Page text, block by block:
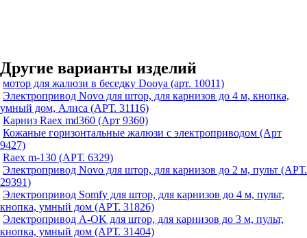
Другие варианты изделий
мотор для жалюзи в беседку Dooya (арт. 10011)
Электропривод Novo для штор, для карнизов до 4 м, кнопка,
умный дом, Алиса (АРТ. 31116)
Карниз Raex md360 (Арт 9360)
Кожаные горизонтальные жалюзи с электроприводом (Арт
9427)
Raex m-130 (АРТ. 6329)
Электропривод Novo для штор, для карнизов до 2 м, пульт (АРТ.
29391)
Электропривод Somfy для штор, для карнизов до 4 м, пульт,
кнопка, умный дом (АРТ. 31826)
Электропривод A-OK для штор, для карнизов до 3 м, пульт,
кнопка, умный дом (АРТ. 31404)